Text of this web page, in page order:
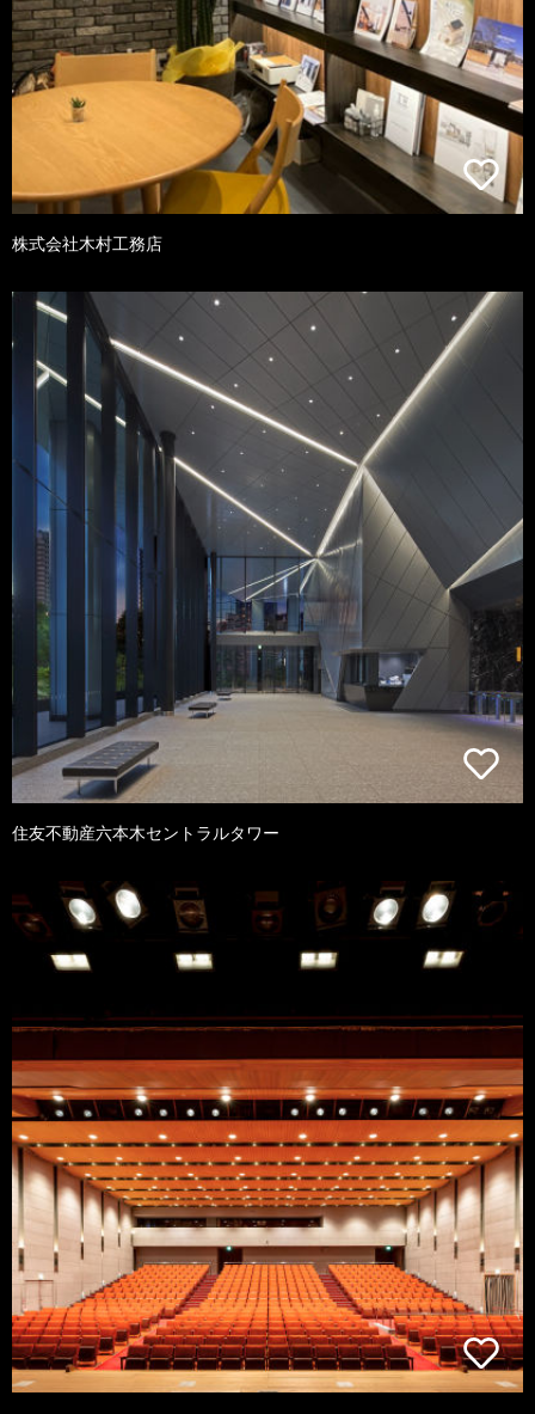
株式会社木村工務店
住友不動産六本木セントラルタワー